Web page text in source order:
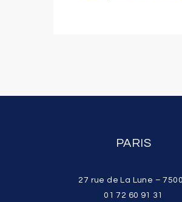
PARIS
27 rue de La Lune –
01 72 60 91 31